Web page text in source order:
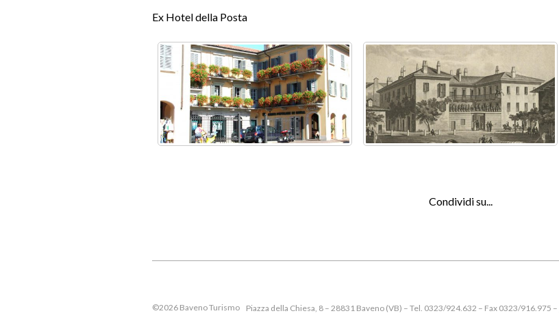
Ex Hotel della Posta
Condividi su...
©2026 Baveno Turismo Piazza della Chiesa, 8 – 28831 Baveno (VB) – Tel. 0323/924.632 – Fax 0323/916.975 –